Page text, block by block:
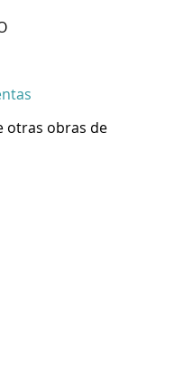
otras obras de